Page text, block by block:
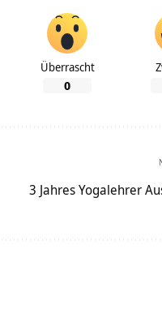
Überrascht
0
3 Jahres Yogalehrer